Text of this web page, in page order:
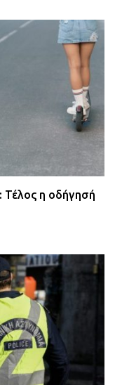
Τέλος η οδήγησή